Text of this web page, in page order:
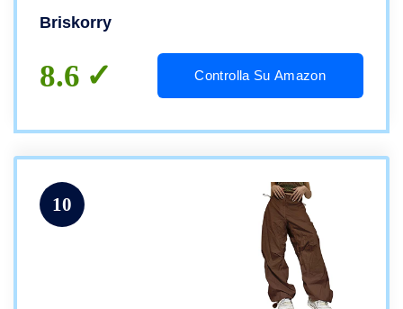
matita, pantaloni casual Boyfriend, A-blu-
Briskorry
8.6 Controlla Su Amazon
10